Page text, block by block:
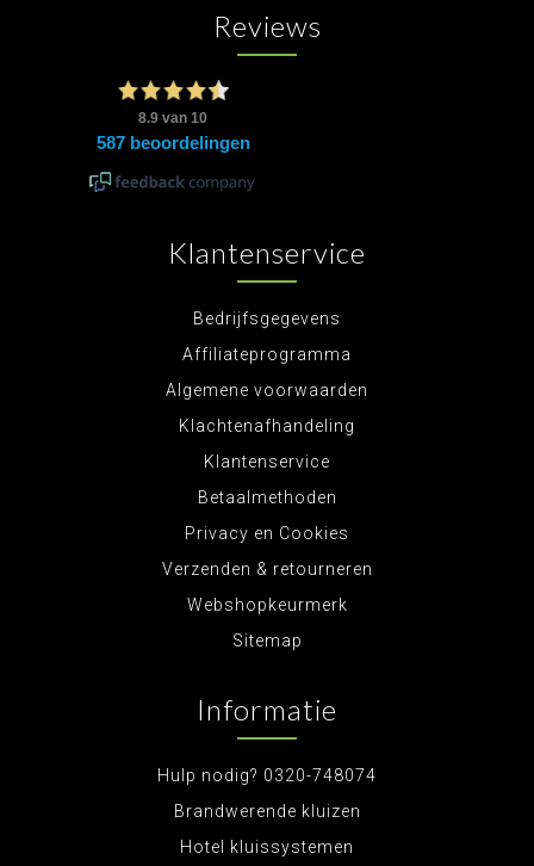
Reviews
Klantenservice
Bedrijfsgegevens
Affiliateprogramma
Algemene voorwaarden
Klachtenafhandeling
Klantenservice
Betaalmethoden
Privacy en Cookies
Verzenden & retourneren
Webshopkeurmerk
Sitemap
Informatie
Hulp nodig? 0320-748074
Brandwerende kluizen
Hotel kluissystemen